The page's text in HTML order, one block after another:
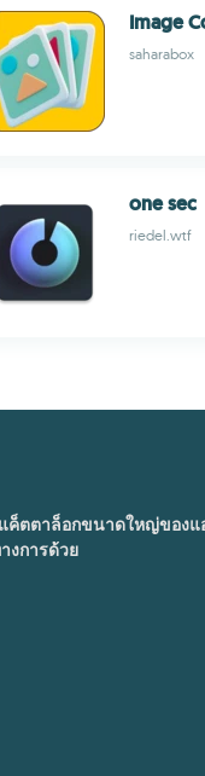
Image
saharabox
one sec
riedel.wtf
ตตาล็อกขนาดใหญ่ของ
งการด้วย